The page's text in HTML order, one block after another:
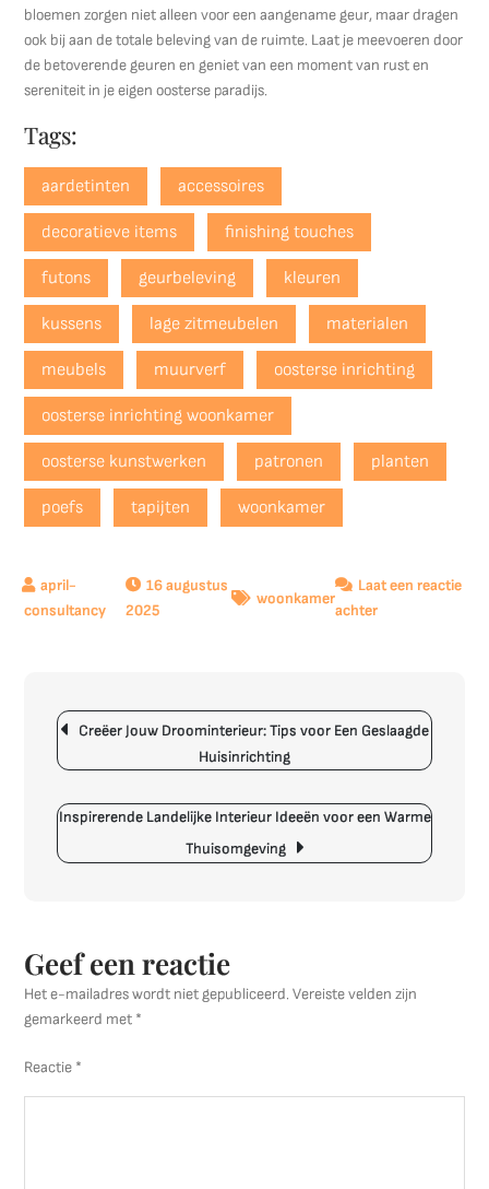
bloemen zorgen niet alleen voor een aangename geur, maar dragen
ook bij aan de totale beleving van de ruimte. Laat je meevoeren door
de betoverende geuren en geniet van een moment van rust en
sereniteit in je eigen oosterse paradijs.
Tags:
aardetinten accessoires
decoratieve items finishing touches
futons geurbeleving kleuren
kussens lage zitmeubelen materialen
meubels muurverf oosterse inrichting
oosterse inrichting woonkamer
oosterse kunstwerken patronen planten
poefs tapijten woonkamer
16 augustus
2025
woonkamer
Laat een reactie
achterop
voor
Jouw
Woonkamer
Berichtnavigatie
Creëer Jouw Droominterieur: Tips voor Een Geslaagde
Huisinrichting
Inspirerende Landelijke Interieur Ideeën voor een Warme
Thuisomgeving
Geef een reactie
Het e-mailadres wordt niet gepubliceerd. Vereiste velden zijn
gemarkeerd met *
Reactie *